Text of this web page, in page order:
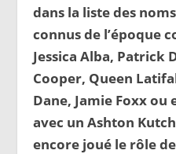
dans la liste des
connus de l’époque
Jessica Alba, Patrick
Cooper, Queen
Dane, Jamie Foxx
avec un Ashton
encore joué le rôle